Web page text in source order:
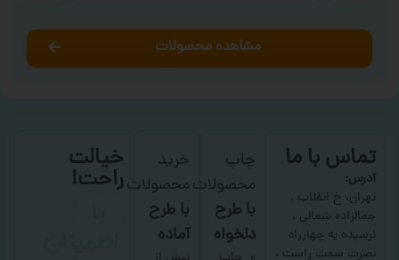
مشاهده محصولات
تماس با ما
آدرس:
تهران، خ انقلاب ،
جمالزاده شمالی ،
نرسیده به چهارراه
نصرت سمت راست ،
چاپ
محصولات
با طرح
دلخواه
خرید
محصولات
با طرح
آماده
خیالت
راحت!